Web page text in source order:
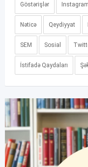
Göstərişlər
Nəticə Qeydiyyat
SEM Sosial
İstifadə Qaydaları